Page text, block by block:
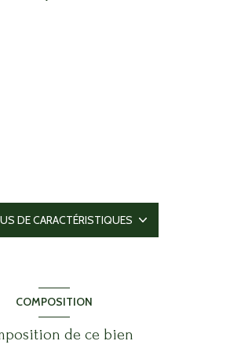
DE CARACTÉRISTIQUES
COMPOSITION
de ce bien